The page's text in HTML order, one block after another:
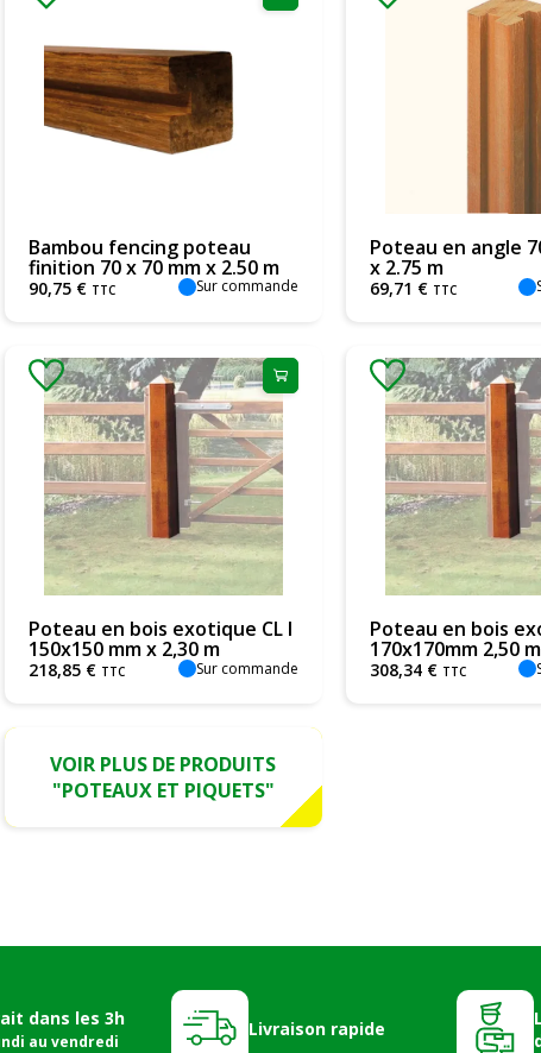
Bambou fencing poteau
finition 70 x 70 mm x 2.50 m
90,75 € TTC Sur commande
Poteau en angle
x 2.75 m
69,71 € TTC
Poteau en bois exotique CL I
150x150 mm x 2,30 m
218,85 € TTC Sur commande
Poteau en bois
170x170mm 2,50 m
308,34€ TTC
VOIR PLUS DE PRODUITS
"POTEAUX ET PIQUETS"
dans les 3h
au vendredi
Livraison rapide